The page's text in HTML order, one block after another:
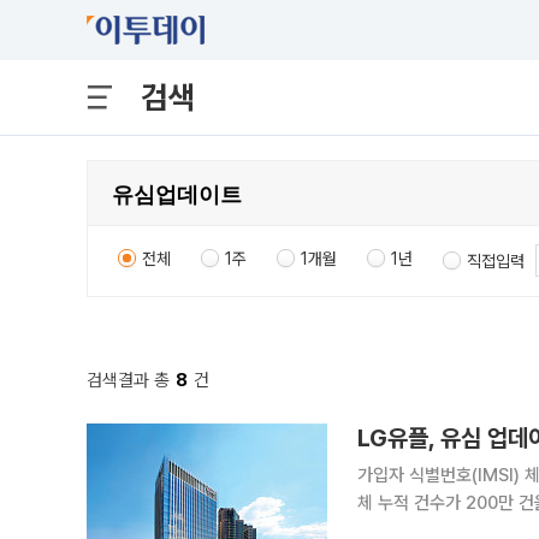
검색
전체 1주 1개월 1년 직접입력
검색결과 총 8 건
가입자 식별번호(IMSI)
체 누적 건수가 200만 건